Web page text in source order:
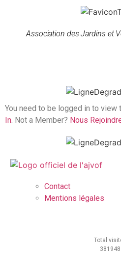
Association des Jardins et
You need to be logged in to view
In . Not a Member? Nous
Contact
Mentions légales
Total
381948